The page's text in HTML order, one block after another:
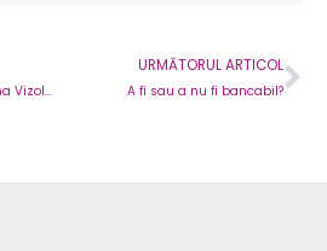
TVA în pandemie cu Mariana Vizoli – Remedii rapide – Live
URMĂTORUL ARTICOL
A fi sau a nu fi bancabil?